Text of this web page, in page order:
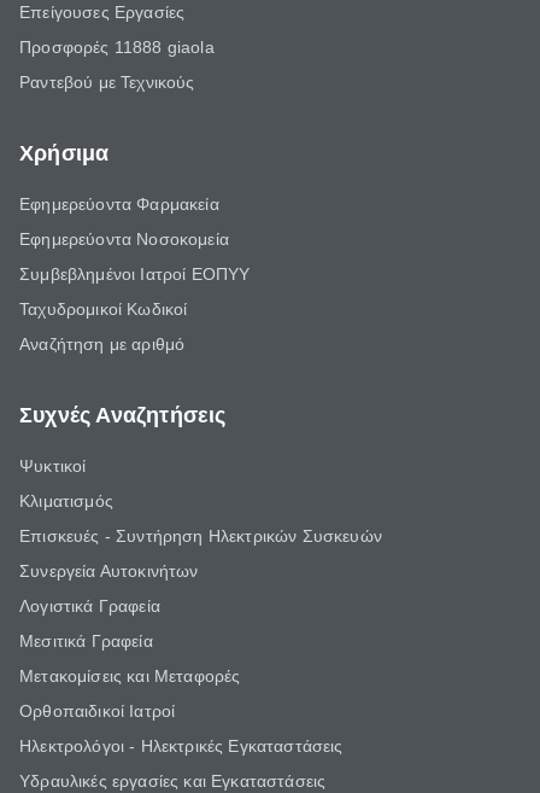
Επείγουσες Εργασίες
Προσφορές 11888 giaola
Ραντεβού με Τεχνικούς
Χρήσιμα
Εφημερεύοντα Φαρμακεία
Εφημερεύοντα Νοσοκομεία
Συμβεβλημένοι Ιατροί ΕΟΠΥΥ
Ταχυδρομικοί Κωδικοί
Αναζήτηση με αριθμό
Συχνές Αναζητήσεις
Ψυκτικοί
Κλιματισμός
Επισκευές - Συντήρηση Ηλεκτρικών Συσκευών
Συνεργεία Αυτοκινήτων
Λογιστικά Γραφεία
Μεσιτικά Γραφεία
Μετακομίσεις και Μεταφορές
Ορθοπαιδικοί Ιατροί
Ηλεκτρολόγοι - Ηλεκτρικές Εγκαταστάσεις
Υδραυλικές εργασίες και Εγκαταστάσεις